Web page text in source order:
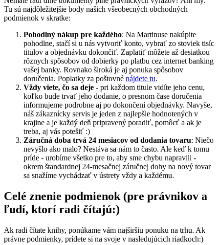
Tu sú najdôležitejšie body našich všeobecných obchodných
podmienok v skratke:
Pohodlný nákup pre každého: Na Martinuse nakúpite
pohodlne, stačí si u nás vytvoriť konto, vybrať zo stoviek tisíc
titulov a objednávku dokončiť. Zaplatiť môžete až desiatkou
rôznych spôsobov od dobierky po platbu cez internet banking
vašej banky. Rovnako široká je aj ponuka spôsobov
doručenia. Poplatky za poštovné nájdete tu.
Vždy viete, čo sa deje - pri každom titule vidíte jeho cenu,
koľko bude trvať jeho dodanie, o presnom čase doručenia
informujeme podrobne aj po dokončení objednávky. Navyše,
náš zákaznícky servis je jeden z najlepšie hodnotených v
krajine a je každý deň pripravený poradiť, pomôcť a ak je
treba, aj vás potešiť :)
Záručná doba trvá 24 mesiacov od dodania tovaru: Niečo
nevyšlo ako malo? Nestáva sa nám to často. Ale keď k tomu
príde - urobíme všetko pre to, aby sme chybu napravili -
okrem štandardnej 24-mesačnej záručnej doby na nový tovar
sa snažíme vychádzať v ústrety vždy a každému.
Celé znenie podmienok (pre právnikov a
ľudí, ktorí radi čítajú:)
Ak radi čítate knihy, ponúkame vám najširšiu ponuku na trhu. Ak
právne podmienky, prídete si na svoje v nasledujúcich riadkoch:)